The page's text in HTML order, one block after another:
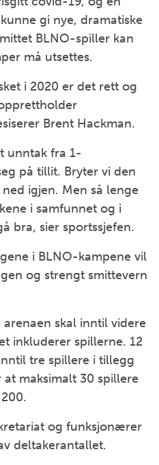
gi nye, dramatiske
BLNO-spiller kan
må utsettes.
i 2020 er det rett og
Brent Hackman.
unntak fra 1-
på tillit. Bryter vi den
igjen. Men så lenge
i samfunnet og i
bra, sier sportssjefen.
i BLNO-kampene vil
og strengt smittevern
skal inntil videre
inkluderer spillerne. 12
tre spillere i tillegg
maksimalt 30 spillere
og funksjonærer
deltakerantallet.